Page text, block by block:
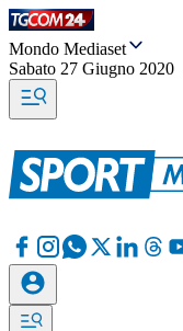
Mondo Mediaset
Sabato 27 Giugno 2020